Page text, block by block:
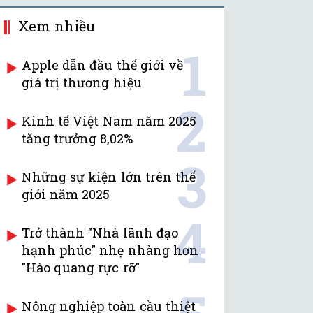
Xem nhiều
Apple dẫn đầu thế giới về
giá trị thương hiệu
1
Kinh tế Việt Nam năm 2025
tăng trưởng 8,02%
2
Những sự kiện lớn trên thế
giới năm 2025
3
Trở thành "Nhà lãnh đạo
hạnh phúc" nhẹ nhàng hơn
"Hào quang rực rỡ"
4
Nông nghiệp toàn cầu thiệt